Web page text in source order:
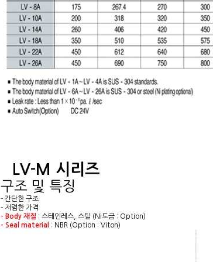
LV-M 시리즈
구조 및 특징
- 간단한 구조
- 저렴한 가격
- Body 재질 : 스테인레스, 스틸 (Ni도금 : Option)
- Seal material : NBR (Option : Viton)